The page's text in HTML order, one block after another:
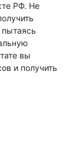
РФ. Не
вы
и получить